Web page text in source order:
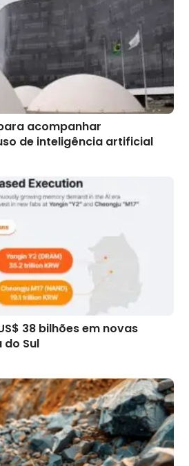
acompanhar
de inteligência artificial
38 bilhões em novas
Sul